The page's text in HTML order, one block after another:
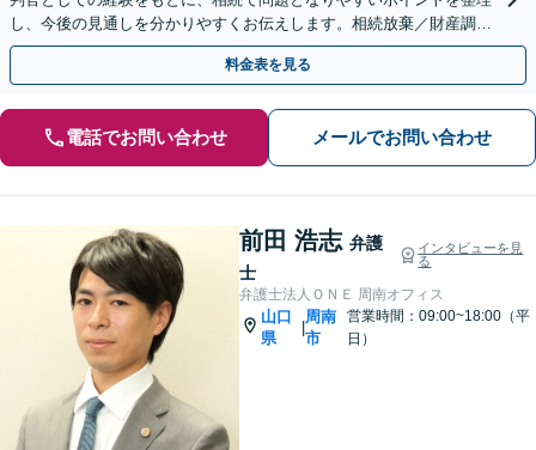
し、今後の見通しを分かりやすくお伝えします。相続放棄／財産調査
／遺言書作成・執行も幅広く対応可能【夜間対応】
料金表を見る
電話でお問い合わせ メールでお問い合わせ
前田 浩志 弁護
士
インタビューを見
る
弁護士法人ＯＮＥ 周南オフィス
山口
県
|
周南
市
営業時間：09:00~18:00（平
日）